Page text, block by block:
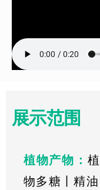
展示范围
植物产物 ：
物多糖丨精